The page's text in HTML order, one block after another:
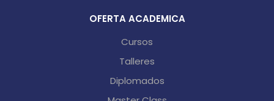
OFERTA ACADEMICA
Cursos
Talleres
Diplomados